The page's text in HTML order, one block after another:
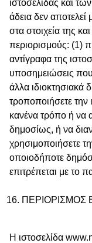
ιστοσελίδας και
άδεια δεν αποτελεί
στα στοιχεία της
περιορισμούς: (1)
αντίγραφα της
υποσημειώσεις
άλλα ιδιοκτησιακά
τροποποιήσετε την
κανένα τρόπο ή να
δημοσίως, ή να
χρησιμοποιήσετε
οποιοδήποτε
επιτρέπεται με το
ΠΕΡΙΟΡΙΣΜΟΣ
Η ιστοσελίδα